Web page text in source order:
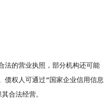
的营业执照，部分机构还可能
债权人可通过“国家企业信用信息
合法经营。